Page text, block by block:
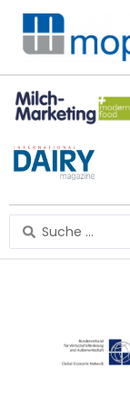
Zum
Inhalt
springen
Search
...